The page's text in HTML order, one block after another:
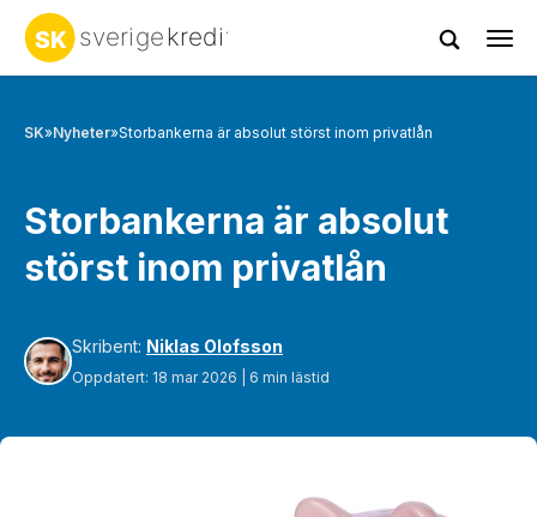
SK»Nyheter»Storbankerna är absolut störst inom privatlån
Storbankerna är absolut
störst inom privatlån
Skribent: Niklas Olofsson
Oppdatert: 18 mar 2026 | 6 min lästid